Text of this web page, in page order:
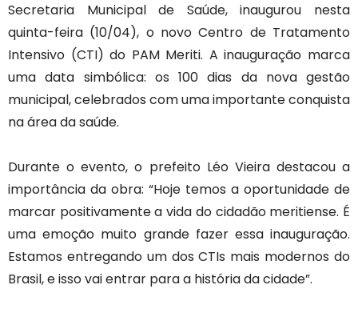
Secretaria Municipal de Saúde, inaugurou nesta
quinta-feira (10/04), o novo Centro de Tratamento
Intensivo (CTI) do PAM Meriti. A inauguração marca
uma data simbólica: os 100 dias da nova gestão
municipal, celebrados com uma importante conquista
na área da saúde.
Durante o evento, o prefeito Léo Vieira destacou a
importância da obra: “Hoje temos a oportunidade de
marcar positivamente a vida do cidadão meritiense. É
uma emoção muito grande fazer essa inauguração.
Estamos entregando um dos CTIs mais modernos do
Brasil, e isso vai entrar para a história da cidade”.